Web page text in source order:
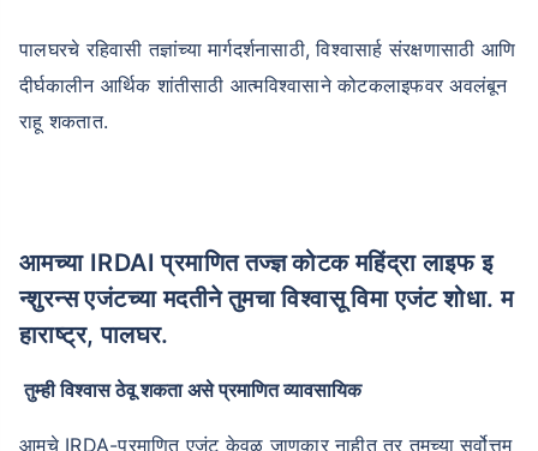
पालघरचे रहिवासी तज्ञांच्या मार्गदर्शनासाठी, विश्वासार्ह संरक्षणासाठी आणि
दीर्घकालीन आर्थिक शांतीसाठी आत्मविश्वासाने कोटकलाइफवर अवलंबून
राहू शकतात.
आमच्या IRDAI प्रमाणित तज्ज्ञ कोटक महिंद्रा लाइफ इ
न्शुरन्स एजंटच्या मदतीने तुमचा विश्वासू विमा एजंट शोधा. म
हाराष्ट्र, पालघर.
तुम्ही विश्वास ठेवू शकता असे प्रमाणित व्यावसायिक
आमचे IRDA-प्रमाणित एजंट केवळ जाणकार नाहीत तर तुमच्या सर्वोत्तम